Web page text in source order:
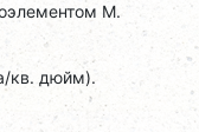
M.
кв. дюйм).